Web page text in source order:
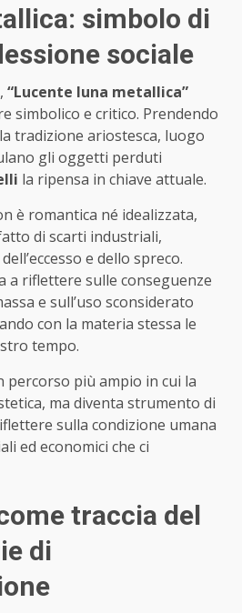
simbolo di
sociale
“Lucente luna metallica”
simbolico e critico. Prendendo
tradizione ariostesca, luogo
gli oggetti perduti
la ripensa in chiave attuale.
è romantica né idealizzata,
di scarti industriali,
e dello spreco.
a riflettere sulle conseguenze
e sull’uso sconsiderato
con la materia stessa le
tempo.
percorso più ampio in cui la
ma diventa strumento di
sulla condizione umana
ed economici che ci
traccia del
di